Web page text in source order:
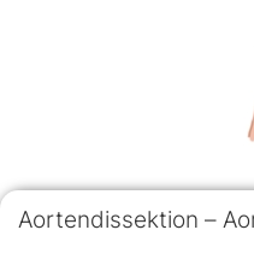
Aortendissektion –